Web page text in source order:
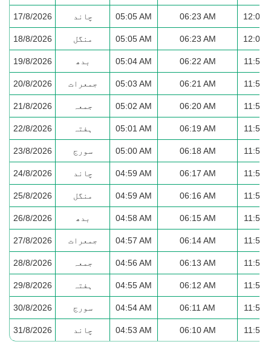
17/8/2026 چاند 05:05 AM 06:23 AM 12:00
18/8/2026 منگل 05:05 AM 06:23 AM 12:00
19/8/2026 بدھ 05:04 AM 06:22 AM 11:59
20/8/2026 جمعرات 05:03 AM 06:21 AM 11:59
21/8/2026 جمعہ 05:02 AM 06:20 AM 11:59
22/8/2026 ہفتہ 05:01 AM 06:19 AM 11:59
23/8/2026 سورج 05:00 AM 06:18 AM 11:58
24/8/2026 چاند 04:59 AM 06:17 AM 11:58
25/8/2026 منگل 04:59 AM 06:16 AM 11:58
26/8/2026 بدھ 04:58 AM 06:15 AM 11:58
27/8/2026 جمعرات 04:57 AM 06:14 AM 11:57
28/8/2026 جمعہ 04:56 AM 06:13 AM 11:57
29/8/2026 ہفتہ 04:55 AM 06:12 AM 11:57
30/8/2026 سورج 04:54 AM 06:11 AM 11:56
31/8/2026 چاند 04:53 AM 06:10 AM 11:56